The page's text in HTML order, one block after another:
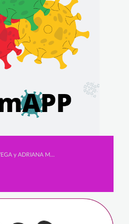
Secundaria, JIMENA GIL VEGA y ADRIANA MORALES REDONDO